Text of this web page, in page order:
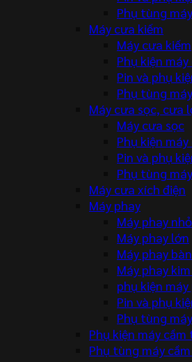
Phụ tùng
Máy cưa kiếm
Máy cưa kiếm
Phụ kiện
Pin và phụ
Phụ tùng
Máy cưa sọc, cưa
Máy cưa sọc
Phụ kiện
Pin và phụ
Phụ tùng
Máy cưa xích điện
Máy phay
Máy phay nhỏ
Máy phay lớn
Máy phay bàn
Máy phay
phụ kiện máy
Pin và phụ
Phụ tùng
Phụ kiện máy cầm
Phụ tùng máy